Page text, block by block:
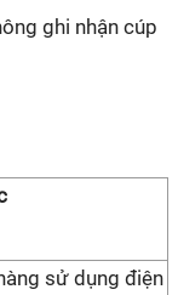
ghi nhận cúp
sử dụng điện